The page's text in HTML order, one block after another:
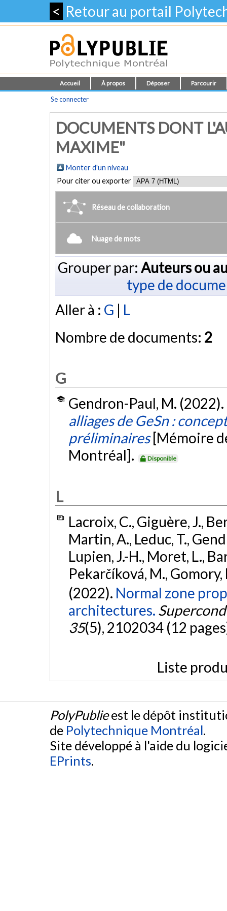
< Retour au portail
Accueil À propos Déposer Parcourir
Se connecter
DOCUMENTS DONT
MAXIME"
Monter d'un niveau
Pour citer ou exporter
Réseau de collaboration
Nuage de mots
Grouper par: Auteurs ou
type de
Aller à : G | L
Nombre de documents: 2
G
Gendron-Paul, M. (2022).
alliages de GeSn :
préliminaires [Mémoire
Montréal].
Disponible
L
Lacroix, C., Giguère, J.,
Martin, A., Leduc, T.,
Lupien, J.-H., Moret, L.,
Pekarčíková, M., Gomory,
(2022). Normal zone
architectures.
35(5), 2102034 (12
Liste
PolyPublieest le dépôt
de Polytechnique Montréal.
Site développé à l'aide du
EPrints.